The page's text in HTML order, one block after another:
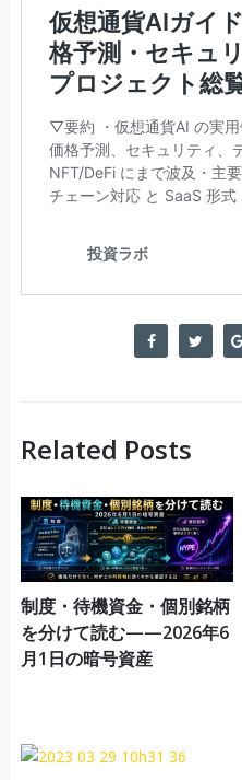
Related Posts
制度・待機資金・個別銘柄
を分けて読む——2026年6
月1日の暗号資産